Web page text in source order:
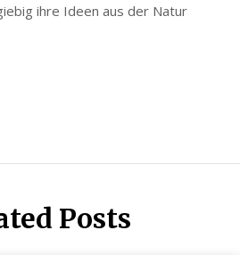
ihre Ideen aus der Natur
Posts